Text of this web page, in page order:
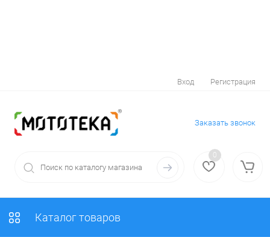
Вход Регистрация
Заказать звонок
0
Каталог товаров